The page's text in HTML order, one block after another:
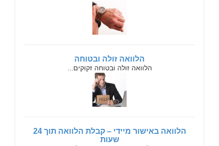
הלוואה זולה ובטוחה
הלוואה זולה ובטוחה זקוקים...
הלוואה באישור מיידי – קבלת הלוואה תוך 24
שעות